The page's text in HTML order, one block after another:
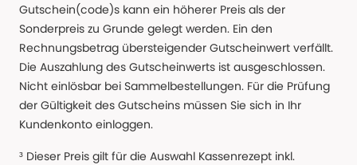
Gutschein(code)s kann ein höherer Preis als der
Sonderpreis zu Grunde gelegt werden. Ein den
Rechnungsbetrag übersteigender Gutscheinwert verfällt.
Die Auszahlung des Gutscheinwerts ist ausgeschlossen.
Nicht einlösbar bei Sammelbestellungen. Für die Prüfung
der Gültigkeit des Gutscheins müssen Sie sich in Ihr
Kundenkonto einloggen.
³ Dieser Preis gilt für die Auswahl Kassenrezept inkl.